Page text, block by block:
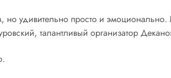
удивительно просто и эмоционально.
талантливый организатор